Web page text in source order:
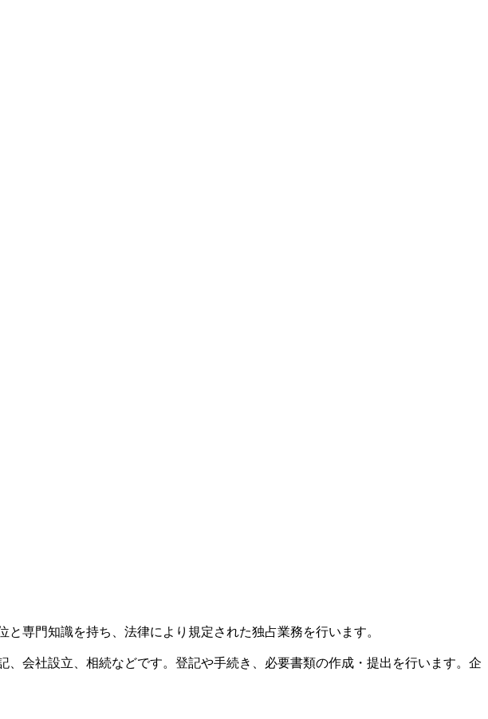
専門知識を持ち、法律により規定された独占業務を行います。
会社設立、相続などです。登記や手続き、必要書類の作成・提出を行います。企